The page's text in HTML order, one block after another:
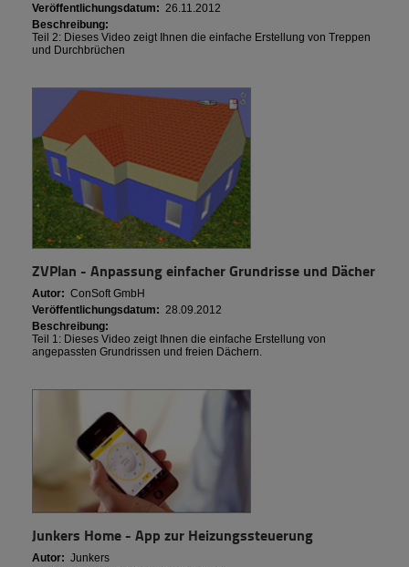
Veröffentlichungsdatum: 26.11.2012
Beschreibung:
Teil 2: Dieses Video zeigt Ihnen die einfache Erstellung von Treppen
und Durchbrüchen
ZVPlan - Anpassung einfacher Grundrisse und Dächer
Autor: ConSoft GmbH
Veröffentlichungsdatum: 28.09.2012
Beschreibung:
Teil 1: Dieses Video zeigt Ihnen die einfache Erstellung von
angepassten Grundrissen und freien Dächern.
Junkers Home - App zur Heizungssteuerung
Autor: Junkers